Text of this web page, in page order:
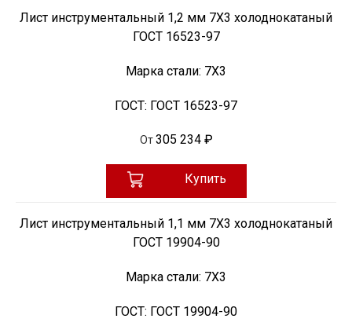
Лист инструментальный 1,2 мм 7Х3 холоднокатаный
ГОСТ 16523-97
Марка стали: 7Х3
ГОСТ: ГОСТ 16523-97
От 305 234 ₽
Купить
Лист инструментальный 1,1 мм 7Х3 холоднокатаный
ГОСТ 19904-90
Марка стали: 7Х3
ГОСТ: ГОСТ 19904-90